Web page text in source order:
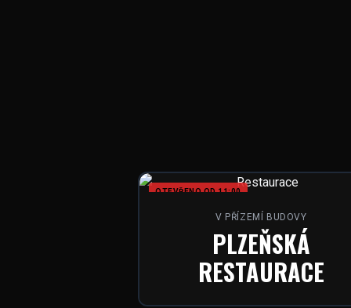
OTEVŘENO OD 11:00
V PŘÍZEMÍ BUDOVY
PLZEŇSKÁ
RESTAURACE